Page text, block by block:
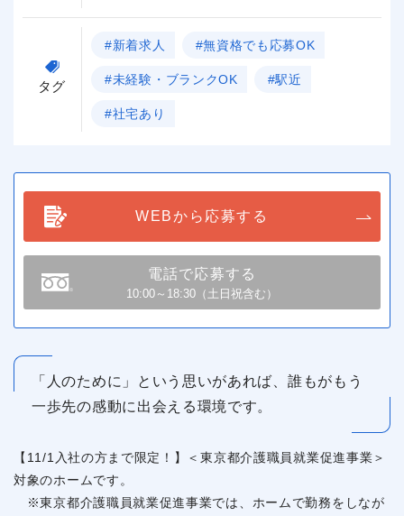
タグ
#新着求人 #無資格でも応募OK
#未経験・ブランクOK #駅近
#社宅あり
WEBから応募する
電話で応募する
10:00～18:30（土日祝含む）
「人のために」という思いがあれば、誰もがもう
一歩先の感動に出会える環境です。
【11/1入社の方まで限定！】＜東京都介護職員就業促進事業＞
対象のホームです。
※東京都介護職員就業促進事業では、ホームで勤務をしなが